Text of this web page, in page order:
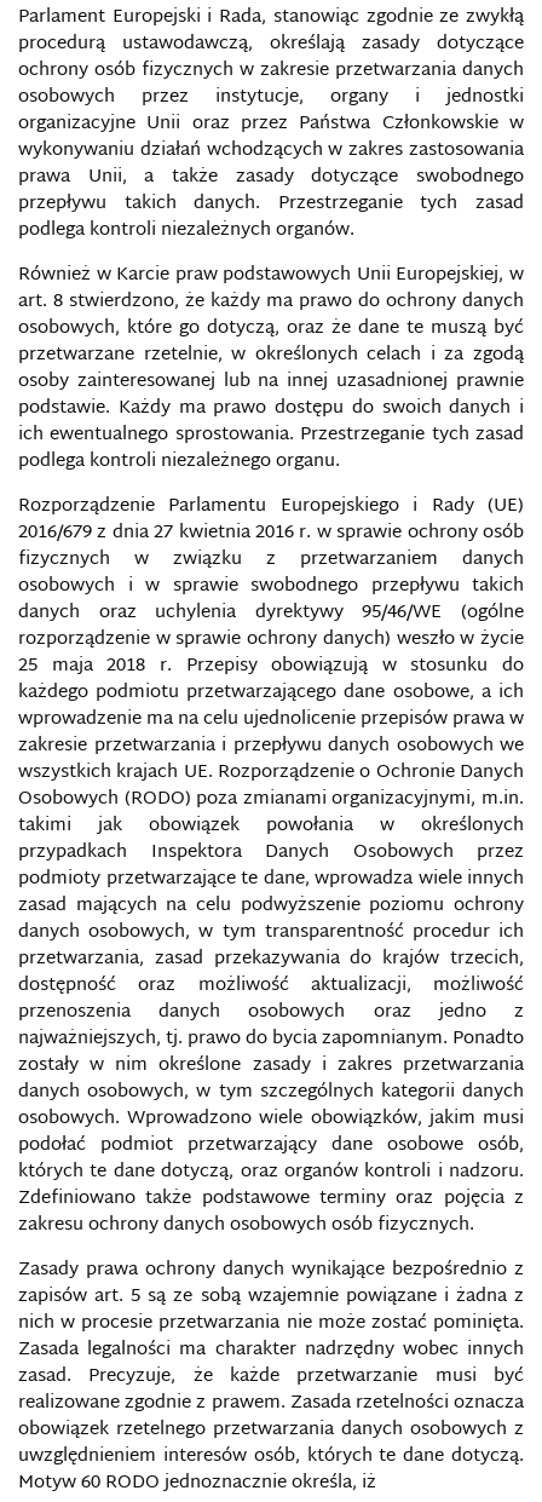
Parlament Europejski i Rada, stanowiąc zgodnie ze zwykłą
procedurą ustawodawczą, określają zasady dotyczące
ochrony osób fizycznych w zakresie przetwarzania danych
osobowych przez instytucje, organy i jednostki
organizacyjne Unii oraz przez Państwa Członkowskie w
wykonywaniu działań wchodzących w zakres zastosowania
prawa Unii, a także zasady dotyczące swobodnego
przepływu takich danych. Przestrzeganie tych zasad
podlega kontroli niezależnych organów.
Również w Karcie praw podstawowych Unii Europejskiej, w
art. 8 stwierdzono, że każdy ma prawo do ochrony danych
osobowych, które go dotyczą, oraz że dane te muszą być
przetwarzane rzetelnie, w określonych celach i za zgodą
osoby zainteresowanej lub na innej uzasadnionej prawnie
podstawie. Każdy ma prawo dostępu do swoich danych i
ich ewentualnego sprostowania. Przestrzeganie tych zasad
podlega kontroli niezależnego organu.
Rozporządzenie Parlamentu Europejskiego i Rady (UE)
2016/679 z dnia 27 kwietnia 2016 r. w sprawie ochrony osób
fizycznych w związku z przetwarzaniem danych
osobowych i w sprawie swobodnego przepływu takich
danych oraz uchylenia dyrektywy 95/46/WE (ogólne
rozporządzenie w sprawie ochrony danych) weszło w życie
25 maja 2018 r. Przepisy obowiązują w stosunku do
każdego podmiotu przetwarzającego dane osobowe, a ich
wprowadzenie ma na celu ujednolicenie przepisów prawa w
zakresie przetwarzania i przepływu danych osobowych we
wszystkich krajach UE. Rozporządzenie o Ochronie Danych
Osobowych (RODO) poza zmianami organizacyjnymi, m.in.
takimi jak obowiązek powołania w określonych
przypadkach Inspektora Danych Osobowych przez
podmioty przetwarzające te dane, wprowadza wiele innych
zasad mających na celu podwyższenie poziomu ochrony
danych osobowych, w tym transparentność procedur ich
przetwarzania, zasad przekazywania do krajów trzecich,
dostępność oraz możliwość aktualizacji, możliwość
przenoszenia danych osobowych oraz jedno z
najważniejszych, tj. prawo do bycia zapomnianym. Ponadto
zostały w nim określone zasady i zakres przetwarzania
danych osobowych, w tym szczególnych kategorii danych
osobowych. Wprowadzono wiele obowiązków, jakim musi
podołać podmiot przetwarzający dane osobowe osób,
których te dane dotyczą, oraz organów kontroli i nadzoru.
Zdefiniowano także podstawowe terminy oraz pojęcia z
zakresu ochrony danych osobowych osób fizycznych.
Zasady prawa ochrony danych wynikające bezpośrednio z
zapisów art. 5 są ze sobą wzajemnie powiązane i żadna z
nich w procesie przetwarzania nie może zostać pominięta.
Zasada legalności ma charakter nadrzędny wobec innych
zasad. Precyzuje, że każde przetwarzanie musi być
realizowane zgodnie z prawem. Zasada rzetelności oznacza
obowiązek rzetelnego przetwarzania danych osobowych z
uwzględnieniem interesów osób, których te dane dotyczą.
Motyw 60 RODO jednoznacznie określa, iż
RT (POCZĄTKOWO RUSSIA TODAY)
RUSSKIJ MIR JAKO TECHNOLOGIA PENETRACJI
PAŃSTWA
RYNEK MEDIALNY
RYZYKO INFORMACYJNE
SABOTAŻ KOMPUTEROWY
SEKSTING
SIECI SPOŁECZNOŚCIOWE JAKO NOWE NARZĘDZIA
PROWADZENIA WOJEN INFORMACYJNYCH WE
WSPÓŁCZESNYM ŚWIECIE
SIECIOCENTRYCZNE BEZPIECZEŃSTWO
SIECIOCENTRYCZNE SYSTEMY ZARZĄDZANIA
WALKĄ C4ISR
SŁUŻBY SPECJALNE
SOCIAL MEDIA INTELLIGENCE (SOCMINT)
SPIN DOKTORING
SPIRALA MILCZENIA
SPOŁECZEŃSTWO INFORMACYJNE
SPOŁECZNE KOMPETENCJE MEDIALNO-
INFORMACYJNE W KONTEKŚCIE BEZPIECZEŃSTWA
W CYBERPRZESTRZENI
STARE I NOWE MEDIA
STOPFAKE POLSKA – WALKA Z NIEPRAWDZIWĄ
INFORMACJĄ
STRATEGIA CYBERBEZPIECZEŃSTWA USA
SYSTEM INFORMACYJNY
SYSTEM OŚWIATY PUBLICZNEJ A BEZPIECZEŃSTWO
INFORMACYJNE
SYSTEM ZAUFANIA SPOŁECZNEGO